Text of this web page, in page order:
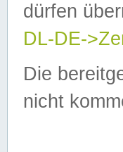
dürfen
DL-DE-
Die
nicht